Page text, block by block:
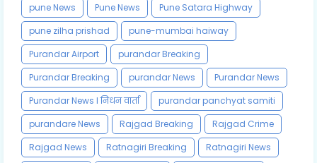
pune News
Pune News
Pune Satara Highway
pune zilha prishad
pune-mumbai haiway
Purandar Airport
purandar Breaking
Purandar Breaking
purandar News
Purandar News
Purandar News l निधन वार्ता
purandar panchyat samiti
purandare News
Rajgad Breaking
Rajgad Crime
Rajgad News
Ratnagiri Breaking
Ratnagiri News